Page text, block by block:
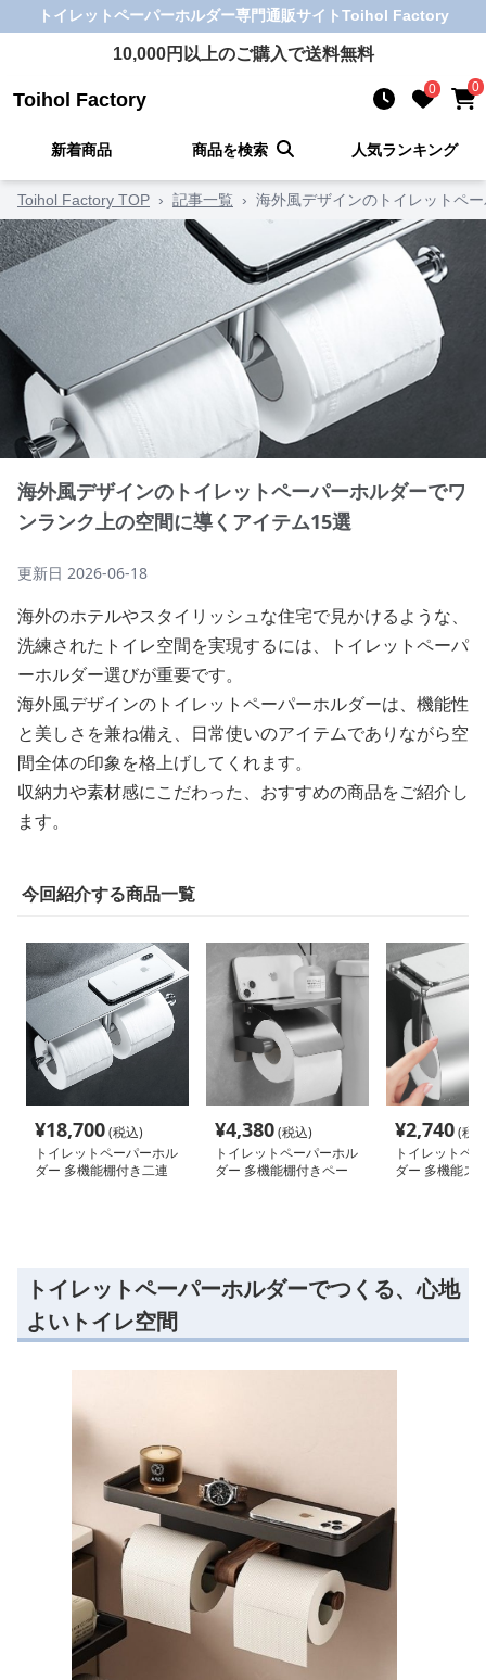
トイレットペーパーホルダー専門通販サイトToihol Factory
10,000円以上のご購入で送料無料
Toihol Factory 0 0
新着商品 商品を検索 人気ランキング
Toihol Factory TOP › 記事一覧 › 海外風デザインのトイレットペ
海外風デザインのトイレットペーパーホルダーでワ
ンランク上の空間に導くアイテム15選
更新日 2026-06-18
海外のホテルやスタイリッシュな住宅で見かけるような、
洗練されたトイレ空間を実現するには、トイレットペーパ
ーホルダー選びが重要です。
海外風デザインのトイレットペーパーホルダーは、機能性
と美しさを兼ね備え、日常使いのアイテムでありながら空
間全体の印象を格上げしてくれます。
収納力や素材感にこだわった、おすすめの商品をご紹介し
ます。
今回紹介する商品一覧
¥18,700(税込)
トイレットペーパーホル
ダー 多機能棚付き二連
¥4,380(税込)
トイレットペーパーホル
ダー 多機能棚付きペー
¥2,740(税
トイレットペ
ダー 多機能ス
トイレットペーパーホルダーでつくる、心地
よいトイレ空間